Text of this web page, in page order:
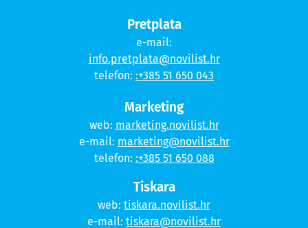
Pretplata
e-mail:
info.pretplata@novilist.hr
telefon: :+385 51 650 043
Marketing
web: marketing.novilist.hr
e-mail: marketing@novilist.hr
telefon: :+385 51 650 088
Tiskara
web: tiskara.novilist.hr
e-mail: tiskara@novilist.hr